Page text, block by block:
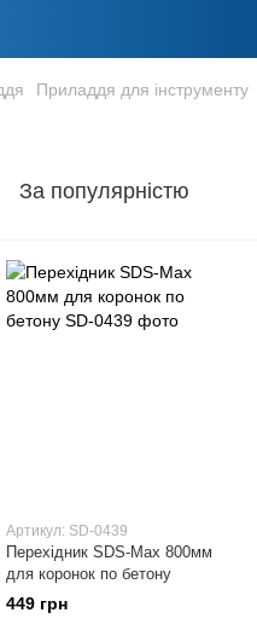
Приладдя для інструменту
За популярністю
Артикул: SD-0439
Перехідник SDS-Max 800мм
для коронок по бетону
449 грн